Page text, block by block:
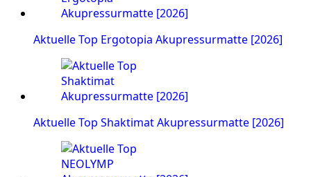
Aktuelle Top Ergotopia Akupressurmatte [2026]
Aktuelle Top Shaktimat Akupressurmatte [2026]